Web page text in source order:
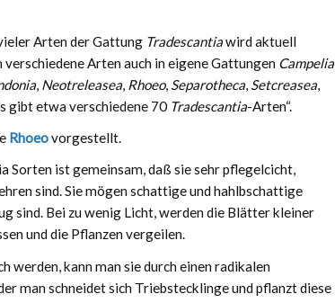
Arten der Gattung Tradescantiawird aktuell
Arten auch in eigene Gattungen Campelia,
, Neotreleasea, Rhoeo, Separotheca, Setcreasea,
gibt etwa verschiedene 70 Tradescantia-Arten“.
Rhoeovorgestellt.
Sorten ist gemeinsam, daß sie sehr pflegelcicht,
sind. Sie mögen schattige und hahlbschattige
sind. Bei zu wenig Licht, werden die Blätter kleiner
und die Pflanzen vergeilen.
werden, kann man sie durch einen radikalen
man schneidet sich Triebstecklinge und pflanzt diese